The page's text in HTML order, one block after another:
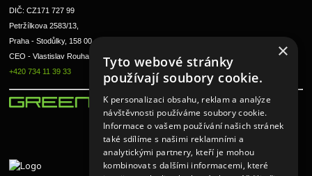
DIČ: CZ171 727 99
Petržílkova 2583/13,
Praha - Stodůlky, 158 00
CEO - Vlastislav Rouha ml.
+420 734 11 39 33
×
Tyto webové stránky
používají soubory cookie.
K personalizaci obsahu, reklam a analýze
návštěvnosti používáme soubory cookie.
Informace o vašem používání našich stránek
také sdílíme s našimi reklamními a
analytickými partnery, kteří je mohou
kombinovat s dalšími informacemi, které